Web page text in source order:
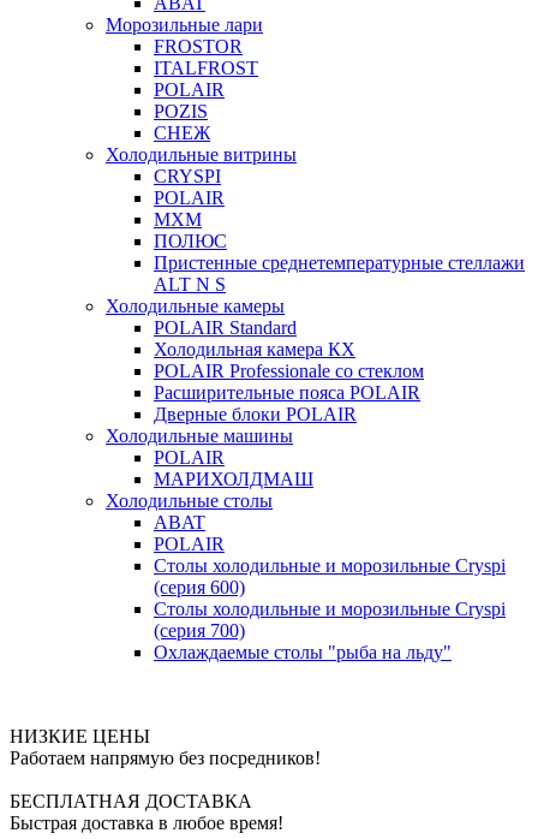
Морозильные лари
FROSTOR
ITALFROST
POLAIR
POZIS
СНЕЖ
Холодильные витрины
CRYSPI
POLAIR
МХМ
ПОЛЮС
Пристенные среднетемпературные стеллажи
ALT N S
Холодильные камеры
POLAIR Standard
Холодильная камера КХ
POLAIR Professionale со стеклом
Расширительные пояса POLAIR
Дверные блоки POLAIR
Холодильные машины
POLAIR
МАРИХОЛДМАШ
Холодильные столы
ABAT
POLAIR
Столы холодильные и морозильные Cryspi
(серия 600)
Столы холодильные и морозильные Cryspi
(серия 700)
Охлаждаемые столы "рыба на льду"
НИЗКИЕ ЦЕНЫ
Работаем напрямую без посредников!
БЕСПЛАТНАЯ ДОСТАВКА
Быстрая доставка в любое время!